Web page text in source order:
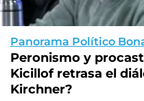
Panorama Político
Peronismo y
Kicillof retrasa el
Kirchner?